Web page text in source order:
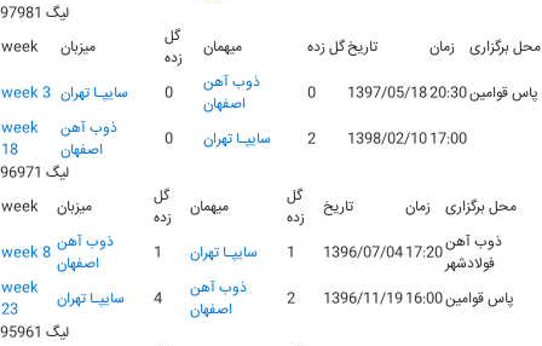
لیگ 97981
week
میزبان
گل
زده
میهمان گل زدهتاریخ زمان
محل برگزاری
week 3 سايپـا تهران 0
ذوب آهن
اصفهان
0 1397/05/1820:30پاس قوامین
week
18
ذوب آهن
اصفهان
0 سايپـا تهران 2 1398/02/1017:00
لیگ 96971
week
میزبان
گل
زده
میهمان
گل
زده
تاریخ زمان
محل برگزاری
week 8 ذوب آهن
اصفهان
1 سايپـا تهران 1 1396/07/0417:20ذوب آهن
فولادشهر
week
23
سايپـا تهران 4
ذوب آهن
اصفهان
2 1396/11/1916:00پاس قوامین
لیگ 95961